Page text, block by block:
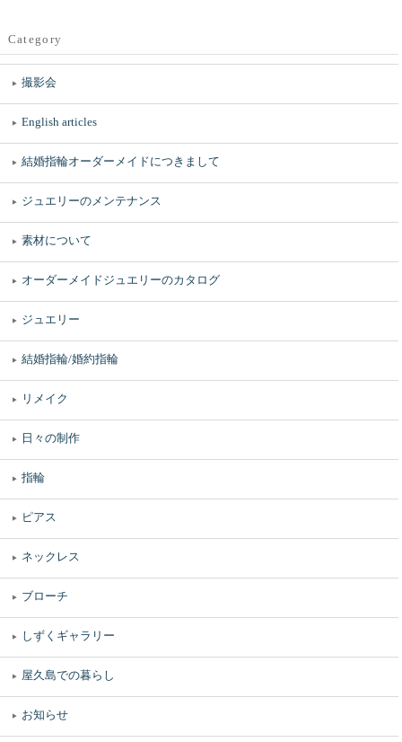
Category
撮影会
English articles
結婚指輪オーダーメイドにつきまして
ジュエリーのメンテナンス
素材について
オーダーメイドジュエリーのカタログ
ジュエリー
結婚指輪/婚約指輪
リメイク
日々の制作
指輪
ピアス
ネックレス
ブローチ
しずくギャラリー
屋久島での暮らし
お知らせ